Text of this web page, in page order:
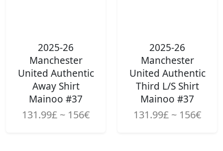
2025-26
Manchester
United Authentic
Away Shirt
Mainoo #37
131.99£ ~ 156€
2025-26
Manchester
United Authentic
Third L/S Shirt
Mainoo #37
131.99£ ~ 156€